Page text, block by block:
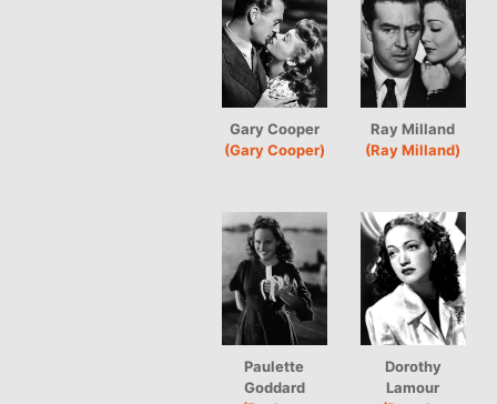
Gary Cooper
(Gary Cooper)
Ray Milland
(Ray Milland)
Paulette
Goddard
Dorothy
Lamour